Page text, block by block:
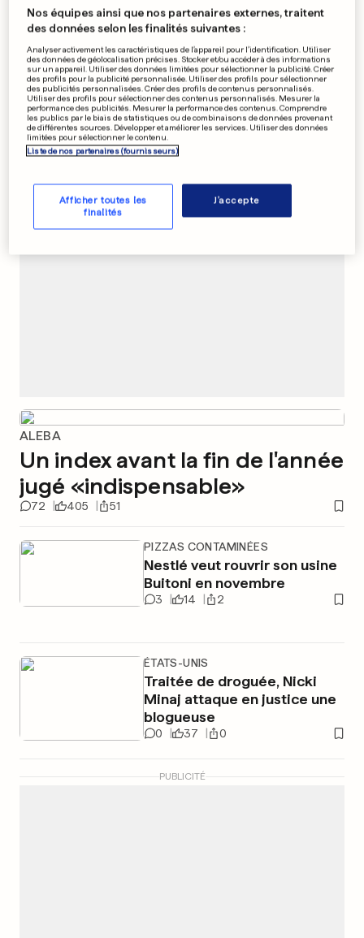
98
RETRAITE À 41 ANS
Roger Federer, une trace
indélébile dans l'histoire du
tennis
0
PUBLICITÉ
ALEBA
Un index avant la fin de l'année
jugé «indispensable»
72 405 51
PIZZAS CONTAMINÉES
Nestlé veut rouvrir son usine
Buitoni en novembre
3 14 2
ÉTATS-UNIS
Traitée de droguée, Nicki
Minaj attaque en justice une
blogueuse
0 37 0
PUBLICITÉ
Nos équipes ainsi que nos partenaires externes, traitent
des données selon les finalités suivantes :
Analyser activement les caractéristiques de l’appareil pour l’identification. Utiliser
des données de géolocalisation précises. Stocker et/ou accéder à des informations
sur un appareil. Utiliser des données limitées pour sélectionner la publicité. Créer
des profils pour la publicité personnalisée. Utiliser des profils pour sélectionner
des publicités personnalisées. Créer des profils de contenus personnalisés.
Utiliser des profils pour sélectionner des contenus personnalisés. Mesurer la
performance des publicités. Mesurer la performance des contenus. Comprendre
les publics par le biais de statistiques ou de combinaisons de données provenant
de différentes sources. Développer et améliorer les services. Utiliser des données
limitées pour sélectionner le contenu.
Liste de nos partenaires (fournisseurs)
Afficher toutes les
finalités
J'accepte